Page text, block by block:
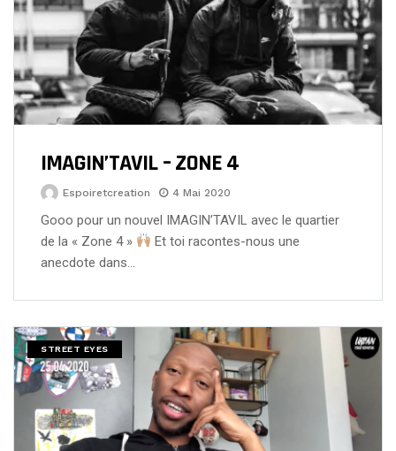
IMAGIN’TAVIL – ZONE 4
Espoiretcreation 4 Mai 2020
Gooo pour un nouvel IMAGIN’TAVIL avec le quartier
de la « Zone 4 »
Et toi racontes-nous une
anecdote dans…
STREET EYES